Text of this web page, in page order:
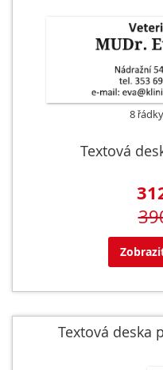
8 řádky
Textová
Textová deska